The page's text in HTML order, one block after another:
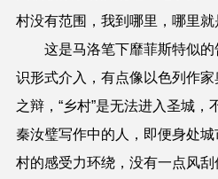
村没有范围，我到哪里，哪里就
这是马洛笔下靡菲斯特似的
识形式介入，有点像以色列作
之辩，“乡村”是无法进入圣城
秦汝璧写作中的人，即便身处
村的感受力环绕，没有一点风